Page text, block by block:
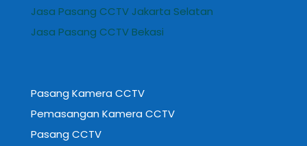
Jasa Pasang CCTV Jakarta Selatan
Jasa Pasang CCTV Bekasi
Pasang Kamera CCTV
Pemasangan Kamera CCTV
Pasang CCTV